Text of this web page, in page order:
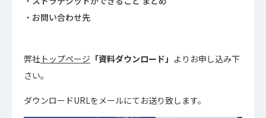
お問い合わせ先
弊社 トップページ 「資料ダウンロード」 よりお申し込み下
さい。
ダウンロードURLをメールにてお送り致します。